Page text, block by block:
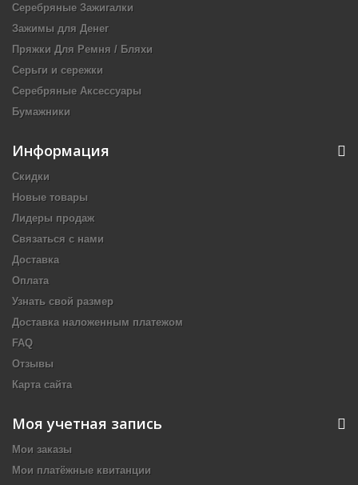
Серебряные Зажигалки
Зажимы для Денег
Пряжки Для Ремня / Бляхи
Серьги и сережки
Серебряные Аксессуары
Бумажники
Информация
Скидки
Новые товары
Лидеры продаж
Связаться с нами
Доставка
Оплата
Узнать свой размер
Доставка наложенным платежом
FAQ
Отзывы
Карта сайта
Моя учетная запись
Мои заказы
Мои платёжные квитанции